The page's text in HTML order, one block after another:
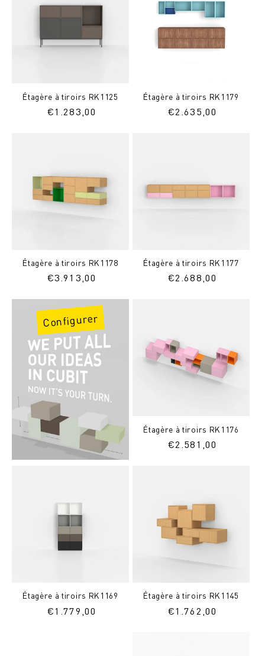
Étagère à tiroirs RK1125
Prix
€1.283,00
Étagère à tiroirs RK1179
Prix
€2.635,00
Étagère à tiroirs RK1178
Prix
€3.913,00
Étagère à tiroirs RK1177
Prix
€2.688,00
Configurer
Étagère à tiroirs RK1176
Prix
€2.581,00
Étagère à tiroirs RK1169
Prix
€1.779,00
Étagère à tiroirs RK1145
Prix
€1.762,00